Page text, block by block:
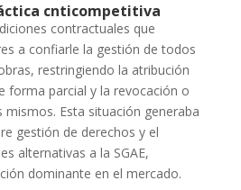
cnticompetitiva
contractuales que
a confiarle la gestión de todos
restringiendo la atribución
forma parcial y la revocación o
mismos. Esta situación generaba
gestión de derechos y el
alternativas a la SGAE,
dominante en el mercado.